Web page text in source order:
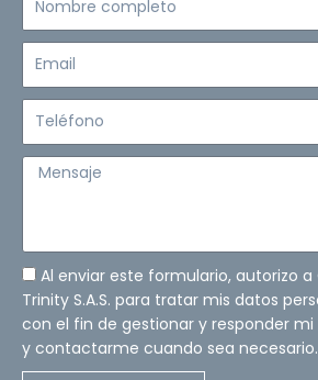
Mensaje
Al enviar este formulario, autorizo a
Trinity S.A.S. para tratar mis datos
con el fin de gestionar y responder mi
y contactarme cuando sea necesario.